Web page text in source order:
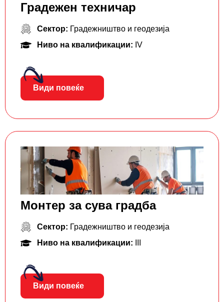
Градежен техничар
Сектор: Градежништво и геодезија
Ниво на квалификации: IV
Види повеќе
Монтер за сува градба
Сектор: Градежништво и геодезија
Ниво на квалификации:
Види повеќе